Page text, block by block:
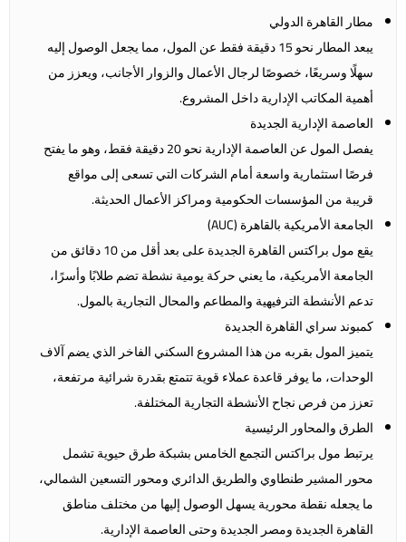
مطار القاهرة الدولي
يبعد المطار نحو 15 دقيقة فقط عن المول، مما يجعل الوصول إليه
سهلًا وسريعًا، خصوصًا لرجال الأعمال والزوار الأجانب، ويعزز من
أهمية المكاتب الإدارية داخل المشروع.
العاصمة الإدارية الجديدة
يفصل المول عن العاصمة الإدارية نحو 20 دقيقة فقط، وهو ما يفتح
فرصًا استثمارية واسعة أمام الشركات التي تسعى إلى مواقع
قريبة من المؤسسات الحكومية ومراكز الأعمال الحديثة.
الجامعة الأمريكية بالقاهرة (AUC)
يقع مول براكتس القاهرة الجديدة على بعد أقل من 10 دقائق من
الجامعة الأمريكية، ما يعني حركة يومية نشطة تضم طلابًا وأسرًا،
تدعم الأنشطة الترفيهية والمطاعم والمحال التجارية بالمول.
كمبوند سراي القاهرة الجديدة
يتميز المول بقربه من هذا المشروع السكني الفاخر الذي يضم آلاف
الوحدات، ما يوفر قاعدة عملاء قوية تتمتع بقدرة شرائية مرتفعة،
تعزز من فرص نجاح الأنشطة التجارية المختلفة.
الطرق والمحاور الرئيسية
يرتبط مول براكتس التجمع الخامس بشبكة طرق حيوية تشمل
محور المشير طنطاوي والطريق الدائري ومحور التسعين الشمالي،
ما يجعله نقطة محورية يسهل الوصول إليها من مختلف مناطق
القاهرة الجديدة ومصر الجديدة وحتى العاصمة الإدارية.